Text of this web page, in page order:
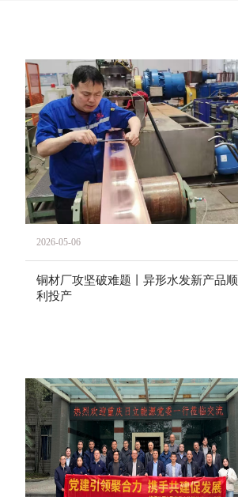
2026-05-06
铜材厂攻坚破难题丨异形水发新产品顺
利投产